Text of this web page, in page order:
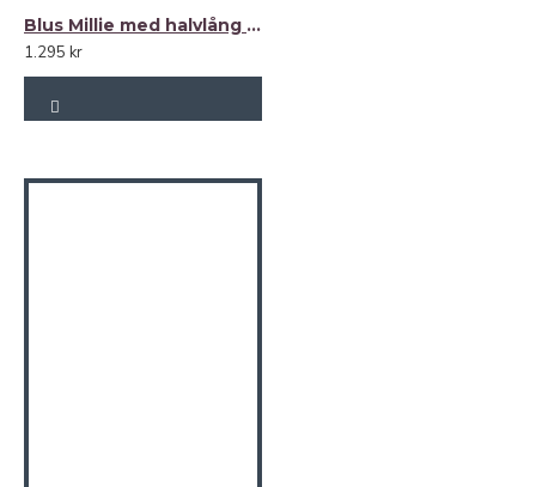
Blus Millie med halvlång smockad ärm 100% lin
1.295 kr